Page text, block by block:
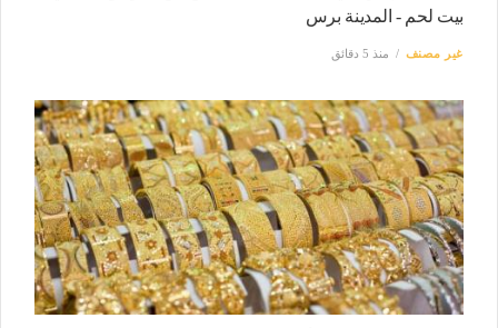
بيت لحم - المدينة برس
غير مصنف منذ 5 دقائق